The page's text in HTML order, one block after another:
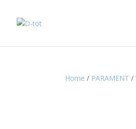
Home / PARAMENT /